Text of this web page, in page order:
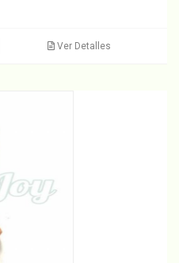
Ver Detalles